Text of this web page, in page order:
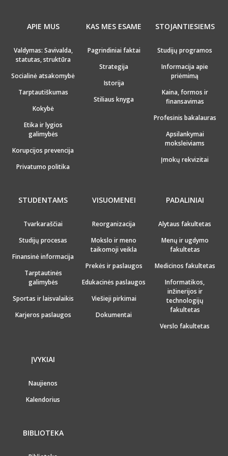
APIE MUS
Valdymas: Savivalda,
statutas, struktūra
Socialinė atsakomybė
Tarptautiškumas
Kokybė
Etika ir lygios
galimybės
Korupcijos prevencija
Privatumo politika
KAS MES ESAME
Pagrindiniai faktai
Strategija
Istorija
Stiliaus knyga
STOJANTIESIEMS
Studijų programos
Informacija apie
priėmimą
Kaina, formos ir
finansavimas
Profesinis bakalauras
Apsilankymai
moksleiviams
Įmokų rekvizitai
STUDENTAMS
Tvarkaraščiai
Studijų procesas
Finansinė informacija
Tarptautinės
galimybės
Sportas ir laisvalaikis
Karjeros paslaugos
VISUOMENEI
Reorganizacija
Mokslo ir meno
taikomoji veikla
Prekės ir paslaugos
Edukacinės paslaugos
Viešieji pirkimai
Dokumentai
PADALINIAI
Alytaus fakultetas
Menų ir ugdymo
fakultetas
Medicinos fakultetas
Informatikos,
inžinerijos ir
technologijų
fakultetas
Verslo fakultetas
ĮVYKIAI
Naujienos
Kalendorius
BIBLIOTEKA